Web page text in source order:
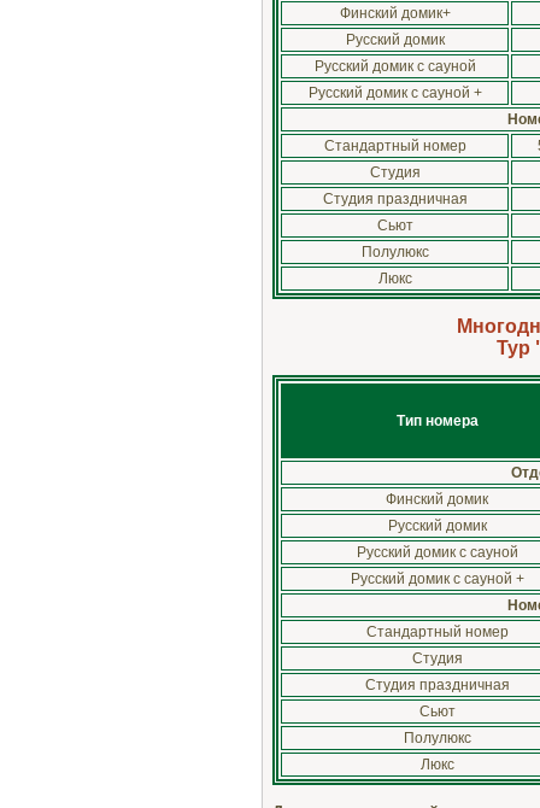
Финский домик+
Русский домик
Русский домик с сауной
Русский домик с сауной +
Стандартный номер
Студия
Студия праздничная
Сьют
Полулюкс
Люкс
Тур
Тип номера
Финский домик
Русский домик
Русский домик с сауной
Русский домик с сауной +
Стандартный номер
Студия
Студия праздничная
Сьют
Полулюкс
Люкс